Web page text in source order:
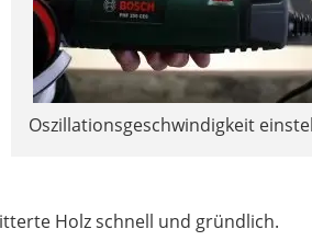
Oszillationsgeschwindigkeit
Holz schnell und gründlich.